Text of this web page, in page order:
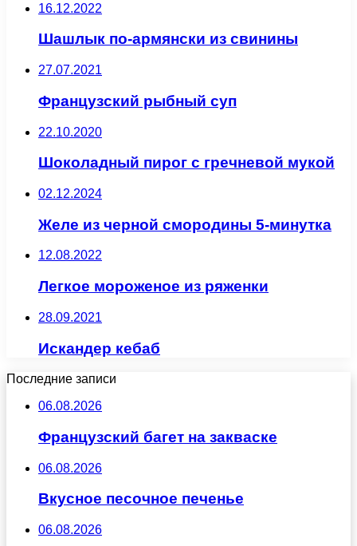
16.12.2022
Шашлык по-армянски из свинины
27.07.2021
Французский рыбный суп
22.10.2020
Шоколадный пирог с гречневой мукой
02.12.2024
Желе из черной смородины 5-минутка
12.08.2022
Легкое мороженое из ряженки
28.09.2021
Искандер кебаб
Последние записи
06.08.2026
Французский багет на закваске
06.08.2026
Вкусное песочное печенье
06.08.2026